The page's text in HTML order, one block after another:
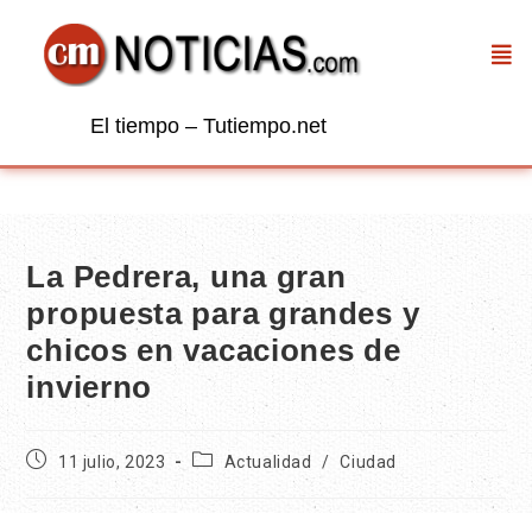
El tiempo – Tutiempo.net
La Pedrera, una gran
propuesta para grandes y
chicos en vacaciones de
invierno
11 julio, 2023 Actualidad / Ciudad